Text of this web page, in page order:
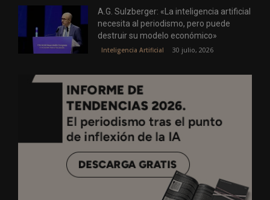
A.G. Sulzberger: «La inteligencia artificial
necesita al periodismo, pero puede
destruir su modelo económico»
Inteligencia Artificial 30 julio, 2026